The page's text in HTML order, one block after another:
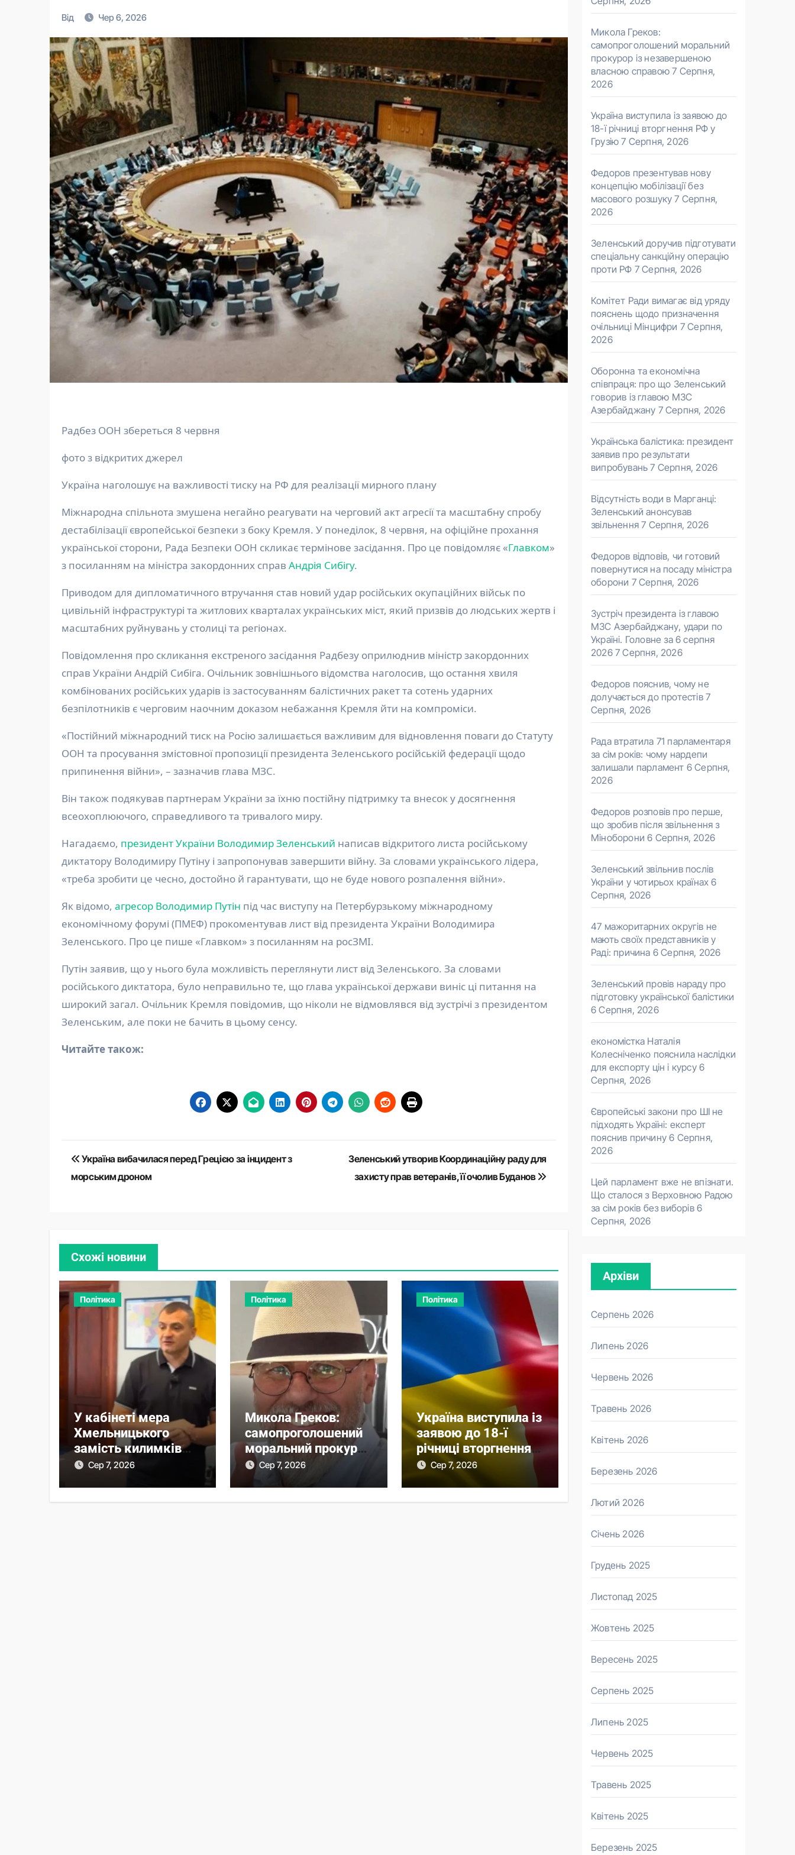
Від Чер 6, 2026
Радбез ООН збереться 8 червня
фото з відкритих джерел
Україна наголошує на важливості тиску на РФ для реалізації мирного плану
Міжнародна спільнота змушена негайно реагувати на черговий акт агресії та масштабну спробу
дестабілізації європейської безпеки з боку Кремля. У понеділок, 8 червня, на офіційне прохання
української сторони, Рада Безпеки ООН скликає термінове засідання. Про це повідомляє «Главком»
з посиланням на міністра закордонних справ Андрія Сибігу.
Приводом для дипломатичного втручання став новий удар російських окупаційних військ по
цивільній інфраструктурі та житлових кварталах українських міст, який призвів до людських жертв і
масштабних руйнувань у столиці та регіонах.
Повідомлення про скликання екстреного засідання Радбезу оприлюднив міністр закордонних
справ України Андрій Сибіга. Очільник зовнішнього відомства наголосив, що остання хвиля
комбінованих російських ударів із застосуванням балістичних ракет та сотень ударних
безпілотників є черговим наочним доказом небажання Кремля йти на компроміси.
«Постійний міжнародний тиск на Росію залишається важливим для відновлення поваги до Статуту
ООН та просування змістовної пропозиції президента Зеленського російській федерації щодо
припинення війни», – зазначив глава МЗС.
Він також подякував партнерам України за їхню постійну підтримку та внесок у досягнення
всеохоплюючого, справедливого та тривалого миру.
Нагадаємо, президент України Володимир Зеленський написав відкритого листа російському
диктатору Володимиру Путіну і запропонував завершити війну. За словами українського лідера,
«треба зробити це чесно, достойно й гарантувати, що не буде нового розпалення війни».
Як відомо, агресор Володимир Путін під час виступу на Петербурзькому міжнародному
економічному форумі (ПМЕФ) прокоментував лист від президента України Володимира
Зеленського. Про це пише «Главком» з посиланням на росЗМІ.
Путін заявив, що у нього була можливість переглянути лист від Зеленського. За словами
російського диктатора, було неправильно те, що глава української держави виніс ці питання на
широкий загал. Очільник Кремля повідомив, що ніколи не відмовлявся від зустрічі з президентом
Зеленським, але поки не бачить в цьому сенсу.
Читайте також:
Навігація
записів
Україна вибачилася перед Грецією за інцидент з
морським дроном
Зеленський утворив Координаційну раду для
захисту прав ветеранів, її очолив Буданов
Схожі новини
Політика
У кабінеті мера
Хмельницького
замість килимків
лежать російські
Сер 7, 2026
Політика
Микола Греков:
самопроголошений
моральний прокурор
із незавершеною
власною справою
Сер 7, 2026
Політика
Україна виступила із
заявою до 18-ї
річниці вторгнення
РФ у Грузію
Сер 7, 2026
Микола Греков:
самопроголошений моральний
прокурор із незавершеною
власною справою 7 Серпня,
2026
Україна виступила із заявою до
18-ї річниці вторгнення РФ у
Грузію 7 Серпня, 2026
Федоров презентував нову
концепцію мобілізації без
масового розшуку 7 Серпня,
2026
Зеленський доручив підготувати
спеціальну санкційну операцію
проти РФ 7 Серпня, 2026
Комітет Ради вимагає від уряду
пояснень щодо призначення
очільниці Мінцифри 7 Серпня,
2026
Оборонна та економічна
співпраця: про що Зеленський
говорив із главою МЗС
Азербайджану 7 Серпня, 2026
Українська балістика: президент
заявив про результати
випробувань 7 Серпня, 2026
Відсутність води в Марганці:
Зеленський анонсував
звільнення 7 Серпня, 2026
Федоров відповів, чи готовий
повернутися на посаду міністра
оборони 7 Серпня, 2026
Зустріч президента із главою
МЗС Азербайджану, удари по
Україні. Головне за 6 серпня
2026 7 Серпня, 2026
Федоров пояснив, чому не
долучається до протестів 7
Серпня, 2026
Рада втратила 71 парламентаря
за сім років: чому нардепи
залишали парламент 6 Серпня,
2026
Федоров розповів про перше,
що зробив після звільнення з
Міноборони 6 Серпня, 2026
Зеленський звільнив послів
України у чотирьох країнах 6
Серпня, 2026
47 мажоритарних округів не
мають своїх представників у
Раді: причина 6 Серпня, 2026
Зеленський провів нараду про
підготовку української балістики
6 Серпня, 2026
економістка Наталія
Колесніченко пояснила наслідки
для експорту цін і курсу 6
Серпня, 2026
Європейські закони про ШІ не
підходять Україні: експерт
пояснив причину 6 Серпня,
2026
Цей парламент вже не впізнати.
Що сталося з Верховною Радою
за сім років без виборів 6
Серпня, 2026
Архіви
Серпень 2026
Липень 2026
Червень 2026
Травень 2026
Квітень 2026
Березень 2026
Лютий 2026
Січень 2026
Грудень 2025
Листопад 2025
Жовтень 2025
Вересень 2025
Серпень 2025
Липень 2025
Червень 2025
Травень 2025
Квітень 2025
Березень 2025